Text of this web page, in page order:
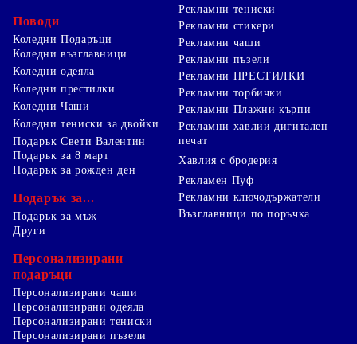
Поводи
Коледни Подаръци
Коледни възглавници
Коледни одеяла
Коледни престилки
Коледни Чаши
Коледни тениски за двойки
Подарък Свети Валентин
Подарък за 8 март
Подарък за рожден ден
Подарък за...
Подарък за мъж
Рекламни тениски
Рекламни стикери
Рекламни чаши
Рекламни пъзели
Рекламни ПРЕСТИЛКИ
Рекламни торбички
Рекламни Плажни кърпи
Рекламни хавлии дигитален
печат
Хавлия с бродерия
Рекламен Пуф
Рекламни ключодържатели
Възглавници по поръчка
Други
Персонализирани
подаръци
Персонализирани чаши
Персонализирани одеяла
Персонализирани тениски
Персонализирани пъзели